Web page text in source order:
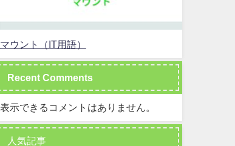
マウント（IT用語）
Recent Comments
表示できるコメントはありません。
人気記事